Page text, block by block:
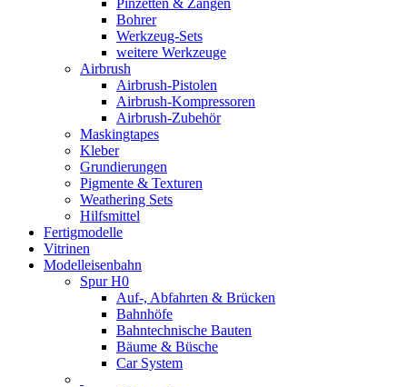
Pinzetten & Zangen
Bohrer
Werkzeug-Sets
weitere Werkzeuge
Airbrush
Airbrush-Pistolen
Airbrush-Kompressoren
Airbrush-Zubehör
Maskingtapes
Kleber
Grundierungen
Pigmente & Texturen
Weathering Sets
Hilfsmittel
Fertigmodelle
Vitrinen
Modelleisenbahn
Spur H0
Auf-, Abfahrten & Brücken
Bahnhöfe
Bahntechnische Bauten
Bäume & Büsche
Car System